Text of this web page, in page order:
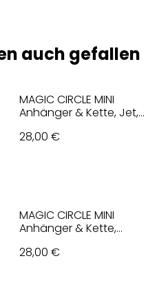
auch gefallen
MAGIC CIRCLE MINI
Anhänger & Kette, Jet,
28,00 €
MAGIC CIRCLE MINI
Anhänger & Kette,
28,00 €